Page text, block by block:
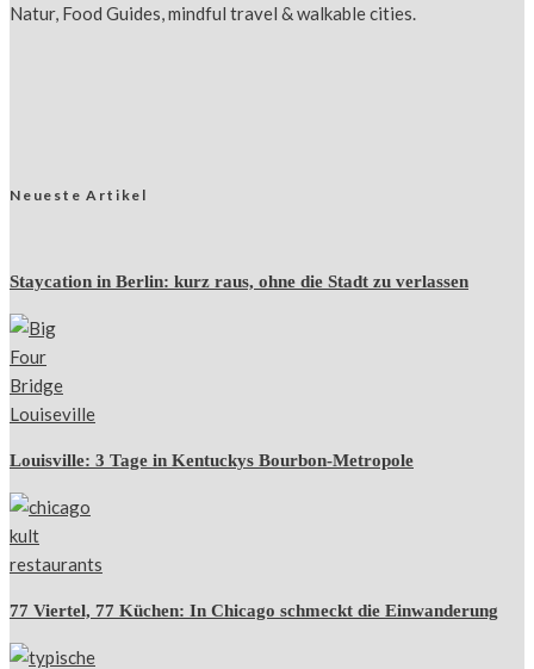
Natur, Food Guides, mindful travel & walkable cities.
Neueste Artikel
Staycation in Berlin: kurz raus, ohne die Stadt zu verlassen
Louisville: 3 Tage in Kentuckys Bourbon-Metropole
77 Viertel, 77 Küchen: In Chicago schmeckt die Einwanderung